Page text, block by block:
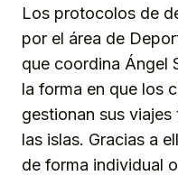
Los protocolos de
por el área de
que coordina Ángel
la forma en que los
gestionan sus
las islas. Gracias a
de forma individual